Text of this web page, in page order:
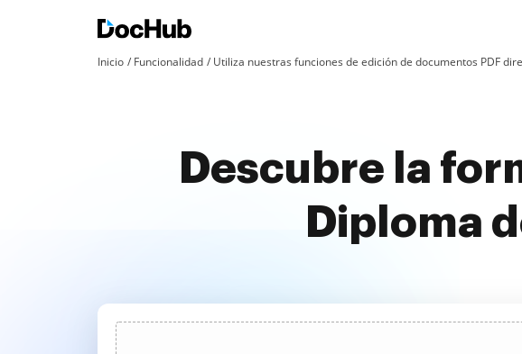
Inicio Funcionalidad Utiliza nuestras funciones de edición de documentos PDF
Descubre la
Diploma